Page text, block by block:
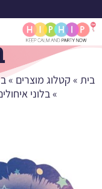
בלון
בית » קטלוג מוצרים »
»בלוני